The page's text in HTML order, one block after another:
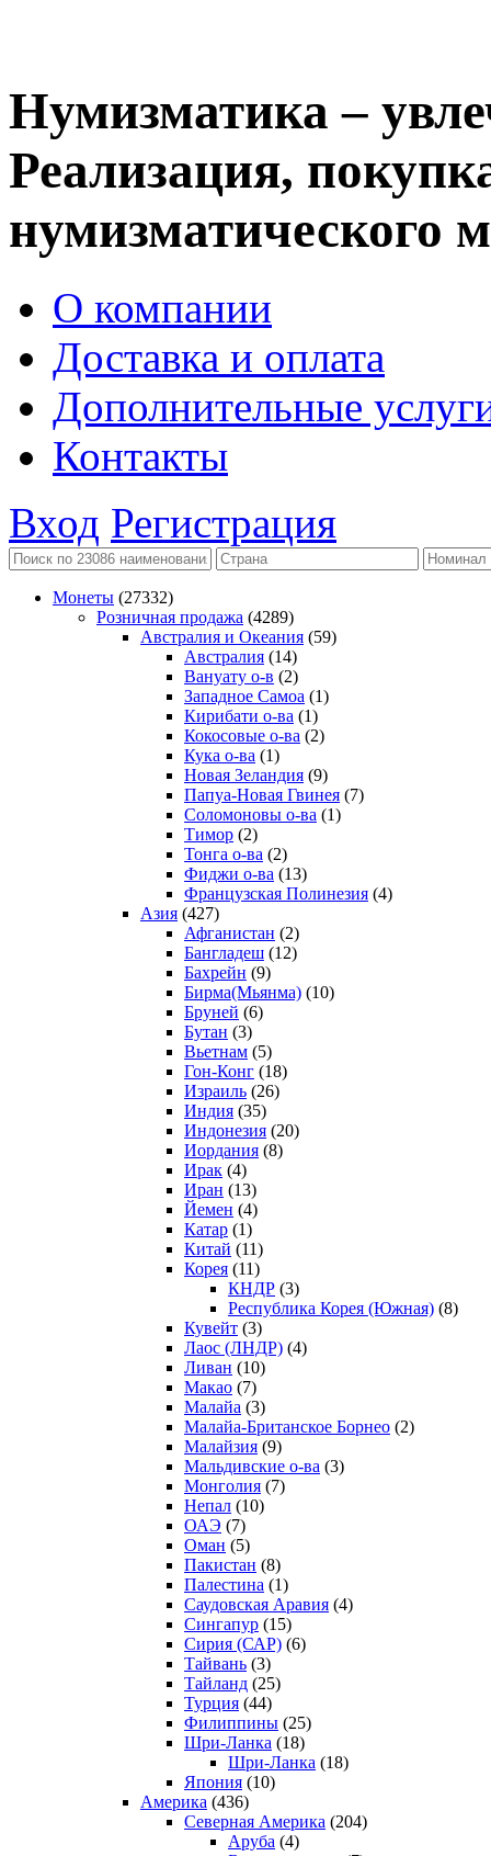
Нумизматика –
Реализация,
нумизматического
О компании
Доставка и оплата
Дополнительные
Контакты
Вход Регистрация
Монеты (27332)
Розничная продажа (4289)
Австралия и Океания (59)
Австралия (14)
Вануату о-в (2)
Западное Самоа (1)
Кирибати о-ва (1)
Кокосовые о-ва (2)
Кука о-ва (1)
Новая Зеландия (9)
Папуа-Новая Гвинея (7)
Соломоновы о-ва (1)
Тимор (2)
Тонга о-ва (2)
Фиджи о-ва (13)
Французская Полинезия (4)
Азия (427)
Афганистан (2)
Бангладеш (12)
Бахрейн (9)
Бирма(Мьянма) (10)
Бруней (6)
Бутан (3)
Вьетнам (5)
Гон-Конг (18)
Израиль (26)
Индия (35)
Индонезия (20)
Иордания (8)
Ирак (4)
Иран (13)
Йемен (4)
Катар (1)
Китай (11)
Корея (11)
КНДР (3)
Республика Корея (Южная) (8)
Кувейт (3)
Лаос (ЛНДР) (4)
Ливан (10)
Макао (7)
Малайа (3)
Малайа-Британское Борнео (2)
Малайзия (9)
Мальдивские о-ва (3)
Монголия (7)
Непал (10)
ОАЭ (7)
Оман (5)
Пакистан (8)
Палестина (1)
Саудовская Аравия (4)
Сингапур (15)
Сирия (САР) (6)
Тайвань (3)
Тайланд (25)
Турция (44)
Филиппины (25)
Шри-Ланка (18)
Шри-Ланка (18)
Япония (10)
Америка (436)
Северная Америка (204)
Аруба (4)